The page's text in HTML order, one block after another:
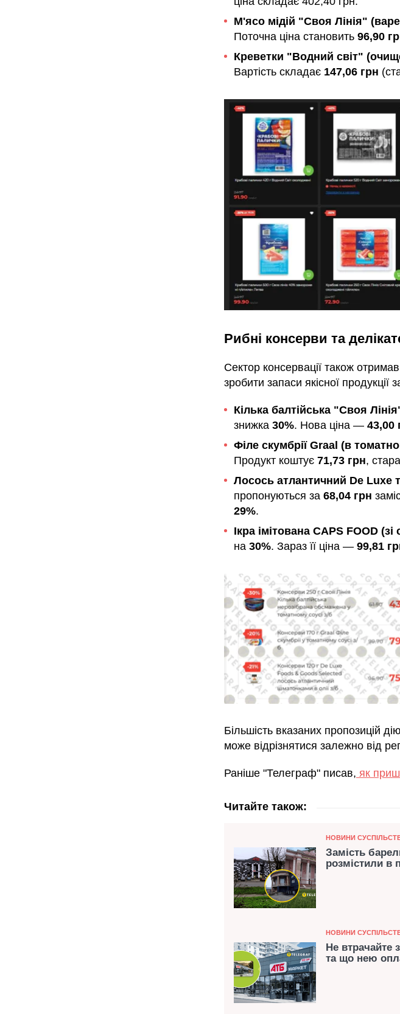
М'ясо мідій "Своя Лінія"
Поточна ціна становить 96,90
Креветки "Водний світ"
Вартість складає 147,06 грн
Рибні консерви та
Сектор консервації також
зробити запаси якісної продукції
Кілька балтійська "Своя
знижка 30%. Нова ціна — 43,00
Філе скумбрії Graal (в
Продукт коштує 71,73 грн,
Лосось атлантичний De Luxe
пропонуються за 68,04 грн
29%.
Ікра імітована CAPS FOOD
на 30%. Зараз її ціна — 99,81
Більшість вказаних пропозицій
може відрізнятися залежно від
Раніше "Телеграф" писав, як
Читайте також:
Категорія
НОВИНИ
Замість
розмістили в
Категорія
НОВИНИ
Не втрачайте
та що нею